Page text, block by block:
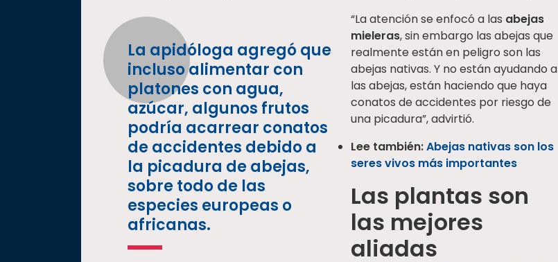
La apidóloga agregó que
incluso alimentar con
platones con agua,
azúcar, algunos frutos
podría acarrear conatos
de accidentes debido a
la picadura de abejas,
sobre todo de las
especies europeas o
africanas.
“La atención se enfocó a las abejas
mieleras, sin embargo las abejas que
realmente están en peligro son las
abejas nativas. Y no están ayudando a
las abejas, están haciendo que haya
conatos de accidentes por riesgo de
una picadura”, advirtió.
Lee también:Abejas nativas son los
seres vivos más importantes
Las plantas son
las mejores
aliadas